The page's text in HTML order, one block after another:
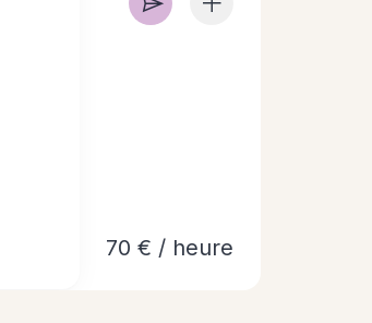
70 € / heure